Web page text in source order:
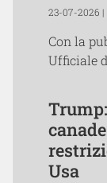
23-07-2026 |
Con la
Ufficiale
Usa